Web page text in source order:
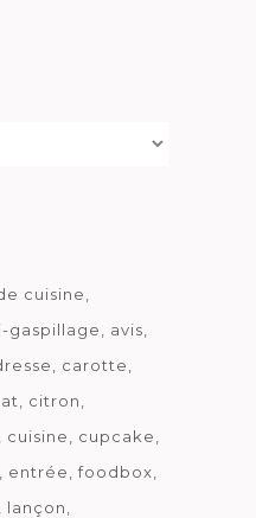
cuisine
gaspillage
avis
carotte
citron
cuisine
cupcake
entrée
foodbox
lançon